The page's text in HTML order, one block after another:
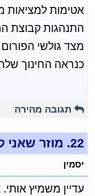
אטימות למציאות
התנהגות קבוצת
מצד גולשי
כנראה החינוך
תגובה מהירה
22. מוזר שאני
יסמין
עדיין משמיץ